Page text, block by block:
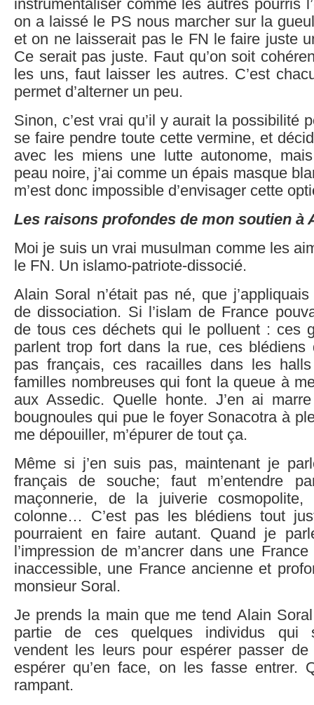
instrumentaliser comme les autres pourris
on a laissé le PS nous marcher sur la
et on ne laisserait pas le FN le faire juste
Ce serait pas juste. Faut qu’on soit
les uns, faut laisser les autres. C’est
permet d’alterner un peu.
Sinon, c’est vrai qu’il y aurait la possibilité
se faire pendre toute cette vermine, et
avec les miens une lutte autonome,
peau noire, j’ai comme un épais masque
m’est donc impossible d’envisager cette
Les raisons profondes de mon soutien à
Moi je suis un vrai musulman comme les
le FN. Un islamo-patriote-dissocié.
Alain Soral n’était pas né, que
de dissociation. Si l’islam de France
de tous ces déchets qui le polluent : ces
parlent trop fort dans la rue, ces blédiens
pas français, ces racailles dans les halls
familles nombreuses qui font la queue à
aux Assedic. Quelle honte. J’en ai
bougnoules qui pue le foyer Sonacotra à
me dépouiller, m’épurer de tout ça.
Même si j’en suis pas, maintenant je
français de souche; faut m’entendre
maçonnerie, de la juiverie
colonne… C’est pas les blédiens tout
pourraient en faire autant. Quand je
l’impression de m’ancrer dans une
inaccessible, une France ancienne et
monsieur Soral.
Je prends la main que me tend Alain
partie de ces quelques individus qui
vendent les leurs pour espérer passer de
espérer qu’en face, on les fasse entrer.
rampant.